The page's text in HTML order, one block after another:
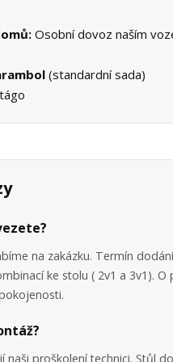
Osobní dovoz naším
(standardní sada)
na zakázku. Termín
ke stolu ( 2v1 a 3v1).
naši proškolení technici. Stůl